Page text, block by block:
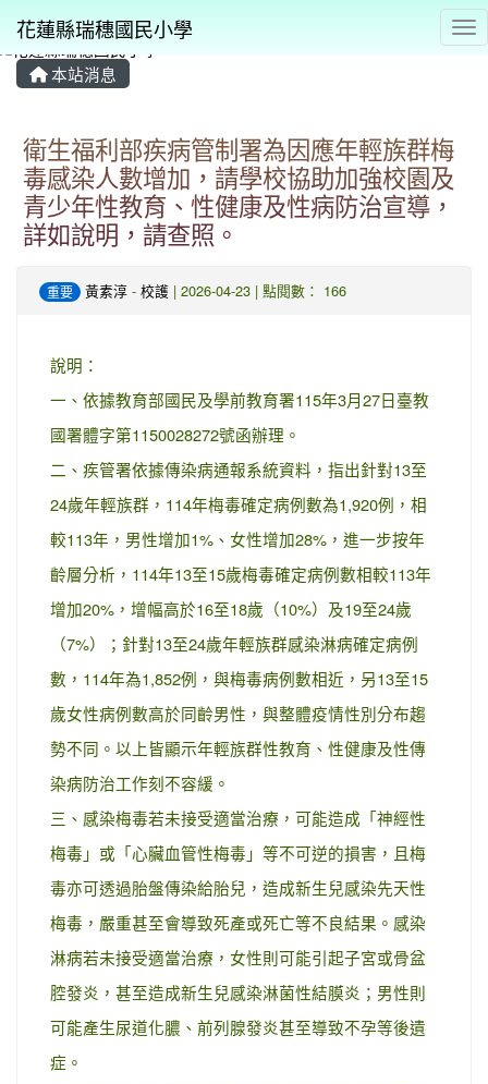
花蓮縣瑞穗國民小學
本站消息
衛生福利部疾病管制署為因應年輕族群梅
毒感染人數增加，請學校協助加強校園及
青少年性教育、性健康及性病防治宣導，
詳如說明，請查照。
重要 黃素淳 - 校護 | 2026-04-23 | 點閱數： 166
說明：
一、依據教育部國民及學前教育署115年3月27日臺教
國署體字第1150028272號函辦理。
二、疾管署依據傳染病通報系統資料，指出針對13至
24歲年輕族群，114年梅毒確定病例數為1,920例，相
較113年，男性增加1%、女性增加28%，進一步按年
齡層分析，114年13至15歲梅毒確定病例數相較113年
增加20%，增幅高於16至18歲（10%）及19至24歲
（7%）；針對13至24歲年輕族群感染淋病確定病例
數，114年為1,852例，與梅毒病例數相近，另13至15
歲女性病例數高於同齡男性，與整體疫情性別分布趨
勢不同。以上皆顯示年輕族群性教育、性健康及性傳
染病防治工作刻不容緩。
三、感染梅毒若未接受適當治療，可能造成「神經性
梅毒」或「心臟血管性梅毒」等不可逆的損害，且梅
毒亦可透過胎盤傳染給胎兒，造成新生兒感染先天性
梅毒，嚴重甚至會導致死產或死亡等不良結果。感染
淋病若未接受適當治療，女性則可能引起子宮或骨盆
腔發炎，甚至造成新生兒感染淋菌性結膜炎；男性則
可能產生尿道化膿、前列腺發炎甚至導致不孕等後遺
症。